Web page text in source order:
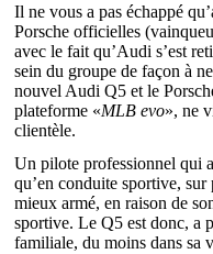
Il ne vous a pas échappé
Porsche officielles
avec le fait qu’Audi s’est
sein du groupe de façon à
nouvel Audi Q5 et le
plateforme «MLB evo», ne
clientèle.
Un pilote professionnel qui
qu’en conduite sportive,
mieux armé, en raison de
sportive. Le Q5 est donc, a
familiale, du moins dans sa